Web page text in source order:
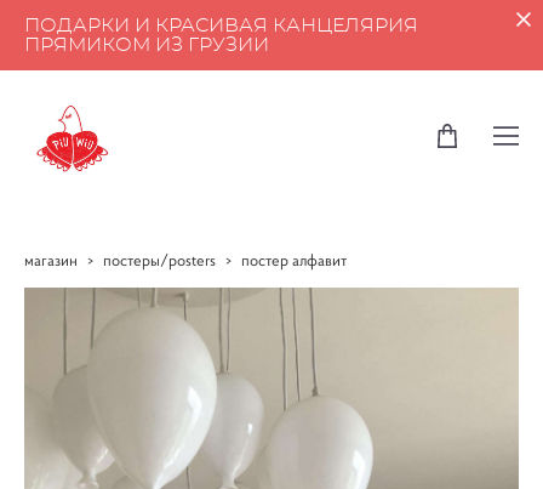
ПОДАРКИ И КРАСИВАЯ КАНЦЕЛЯРИЯ
ПРЯМИКОМ ИЗ ГРУЗИИ
магазин > постеры/posters > постер алфавит